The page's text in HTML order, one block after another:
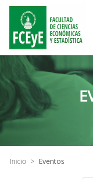
Inicio > Eventos